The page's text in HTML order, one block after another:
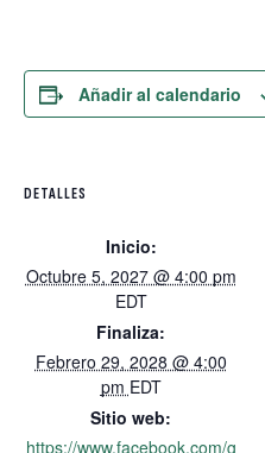
Añadir al calendario
DETALLES
Inicio:
Octubre 5, 2027 @ 4:00 pm
EDT
Finaliza:
Febrero 29, 2028 @ 4:00
pm EDT
Sitio web:
https://www.facebook.com/g